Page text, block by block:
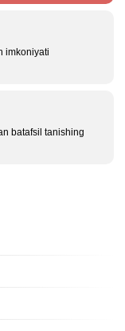
imkoniyati
batafsil tanishing